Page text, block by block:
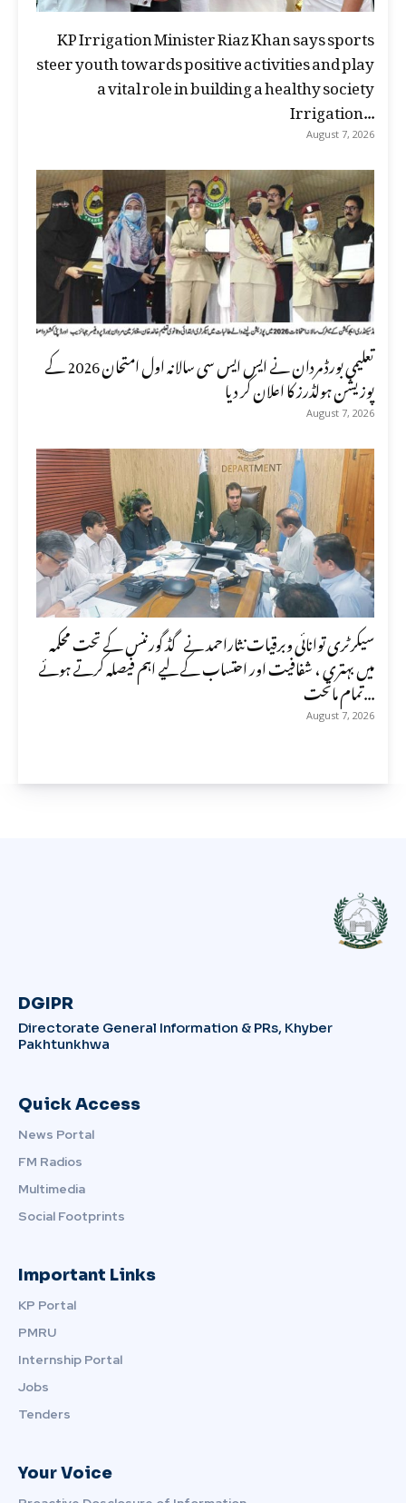
KP Irrigation Minister Riaz Khan says sports
steer youth towards positive activities and play
a vital role in building a healthy society
Irrigation...
August 7, 2026
تعلیمی بورڈ مردان نے ایس ایس سی سالانہ اول امتحان 2026 کے
پوزیشن ہولڈرز کا اعلان کر دیا
August 7, 2026
سیکرٹری توانائی وبرقیات نثاراحمد نے گڈ گورننس کے تحت محکمہ
میں بہتری ، شفافیت اور احتساب کے لیے اہم فیصلہ کرتے ہوئے
تمام ماتحت...
August 7, 2026
DGIPR
Directorate General Information & PRs, Khyber
Pakhtunkhwa
Quick Access
News Portal
FM Radios
Multimedia
Social Footprints
Important Links
KP Portal
PMRU
Internship Portal
Jobs
Tenders
Your Voice